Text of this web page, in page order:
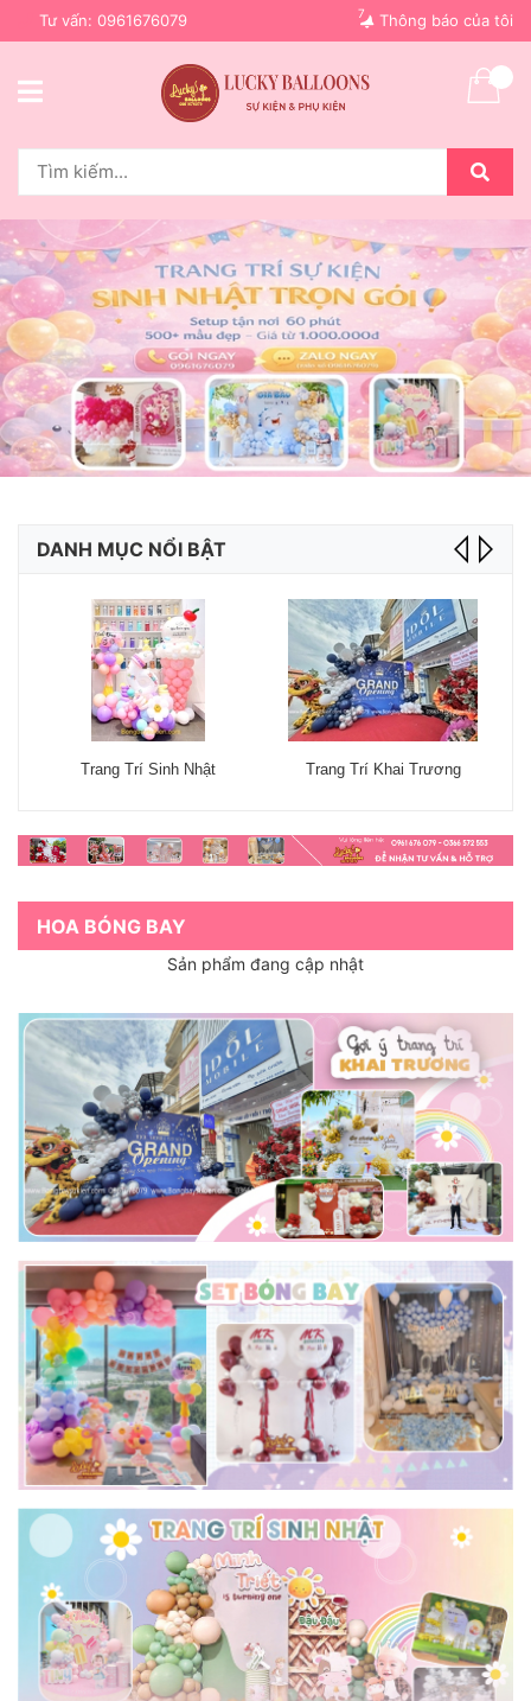
Tư vấn: 0961676079 Thông báo của tôi
7
DANH MỤC NỔI BẬT
Trang Trí Sinh Nhật Trang Trí Khai Trương
HOA BÓNG BAY
Sản phẩm đang cập nhật